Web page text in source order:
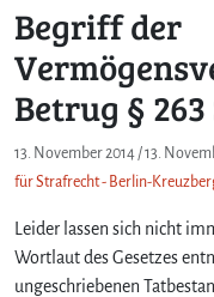
Begriff der
Betrug § 263
13. November 2014 /13.
für Strafrecht - Berlin-
Leider lassen sich nicht
Wortlaut des Gesetzes
ungeschriebenen